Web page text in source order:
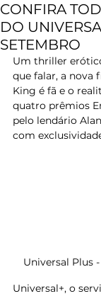
CONFIRA
DO
SETEMBRO
Um thriller
que falar, a nova
King é fã e o
quatro prêmios
pelo lendário
com
Universal Plus
Universal+, o